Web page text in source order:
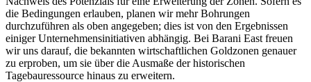
die Bedingungen erlauben, planen wir mehr Bohrungen
durchzuführen als oben angegeben; dies ist von den Ergebnissen
einiger Unternehmensinitiativen abhängig. Bei Barani East freuen
wir uns darauf, die bekannten wirtschaftlichen Goldzonen genauer
zu erproben, um sie über die Ausmaße der historischen
Tagebauressource hinaus zu erweitern.